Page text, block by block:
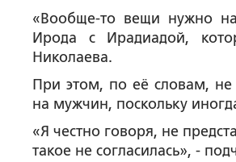
«Вообще-то вещи нужно
Ирода с Ирадиадой,
Николаева.
При этом, по её словам, не
на мужчин, поскольку
«Я честно говоря, не
такое не согласилась», -